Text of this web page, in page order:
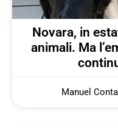
Novara, in
animali. Ma
Manuel